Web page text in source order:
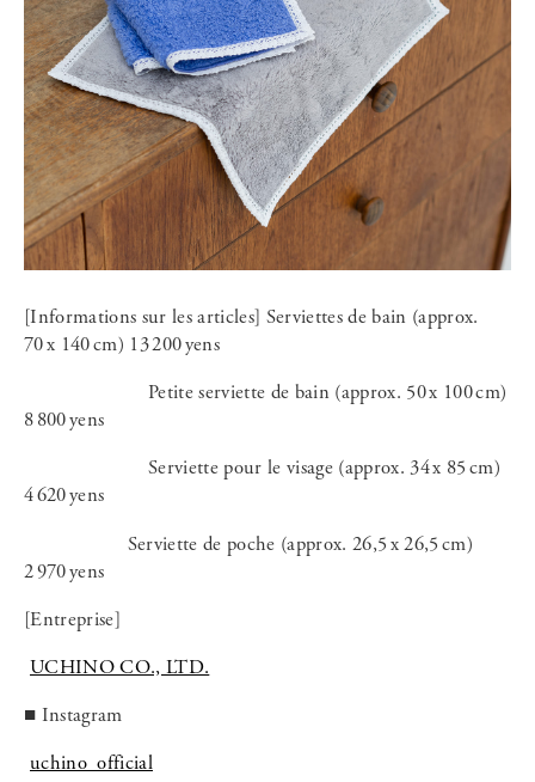
[Informations sur les articles] Serviettes de bain (approx.
70 x 140 cm) 13 200 yens
Petite serviette de bain (approx. 50 x 100 cm)
8 800 yens
Serviette pour le visage (approx. 34 x 85 cm)
4 620 yens
Serviette de poche (approx. 26,5 x 26,5 cm)
2 970 yens
[Entreprise]
UCHINO CO., LTD.
■ Instagram
uchino_official